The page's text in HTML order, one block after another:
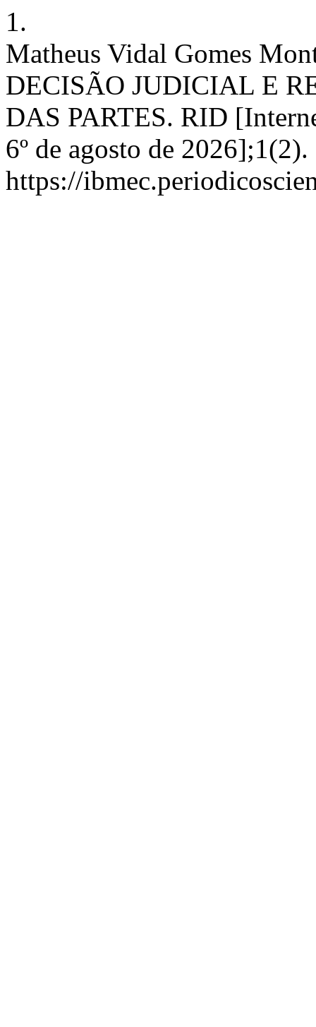
1.
Matheus Vidal Gomes
DECISÃO JUDICIAL E
DAS PARTES. RID
6º de agosto de
https://